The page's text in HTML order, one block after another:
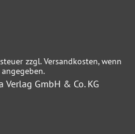
zzgl. Versandkosten, wenn
GmbH & Co. KG